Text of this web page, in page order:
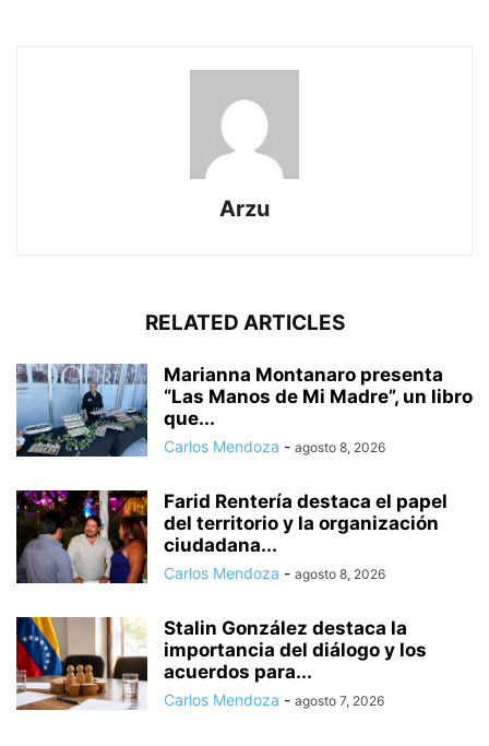
Arzu
RELATED ARTICLES
Marianna Montanaro presenta
“Las Manos de Mi Madre”, un libro
que...
Carlos Mendoza - agosto 8, 2026
Farid Rentería destaca el papel
del territorio y la organización
ciudadana...
Carlos Mendoza - agosto 8, 2026
Stalin González destaca la
importancia del diálogo y los
acuerdos para...
Carlos Mendoza - agosto 7, 2026